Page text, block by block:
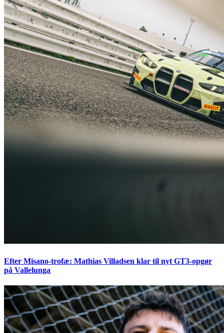
Efter Misano-trofæ: Mathias Villadsen klar til nyt GT3-opgør
på Vallelunga